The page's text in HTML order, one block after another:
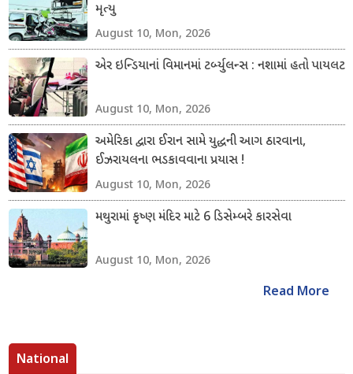
મૃત્યુ
August 10, Mon, 2026
એર ઇન્ડિયાનાં વિમાનમાં ટર્બ્યુલન્સ : નશામાં હતો પાયલટ
August 10, Mon, 2026
અમેરિકા દ્વારા ઈરાન સામે યુદ્ધની આગ ઠારવાના,
ઈઝરાયલના ભડકાવવાના પ્રયાસ !
August 10, Mon, 2026
મથુરામાં કૃષ્ણ મંદિર માટે 6 ડિસેમ્બરે કારસેવા
August 10, Mon, 2026
Read More
National